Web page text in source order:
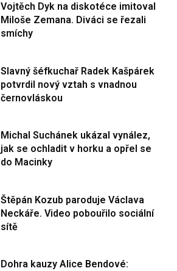
Vojtěch Dyk na diskotéce imitoval
Miloše Zemana. Diváci se řezali
smíchy
Slavný šéfkuchař Radek Kašpárek
potvrdil nový vztah s vnadnou
černovláskou
Michal Suchánek ukázal vynález,
jak se ochladit v horku a opřel se
do Macinky
Štěpán Kozub paroduje Václava
Neckáře. Video pobouřilo sociální
sítě
Dohra kauzy Alice Bendové: